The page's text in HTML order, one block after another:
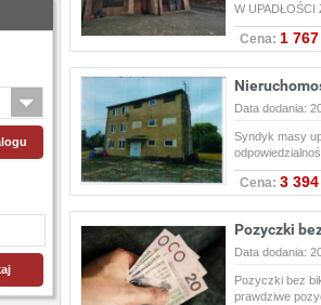
W
Cena: 1
Data dodania:
Syndyk masy
Cena: 3
Pozyczki
Data dodania:
Pozyczki bez
prawdziwe